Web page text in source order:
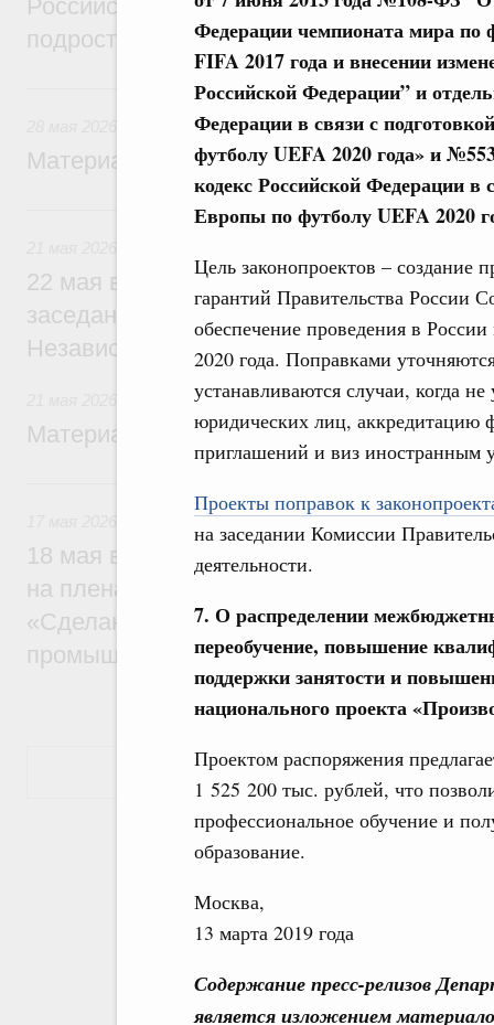
Федерации чемпионата мира по
FIFA 2017 года и внесении
Российской Федерации”и
Федерации в связи с
футболу UEFA 2020 года» и
кодекс Российской Федерации в
Европы по футболу UEFA 2020
Цель законопроектов – создание
гарантий Правительства России
обеспечение проведения в
2020 года. Поправками
устанавливаются случаи, когда
юридических лиц, аккредитацию
приглашений и виз иностранным
Проекты поправок к
на заседании Комиссии
деятельности.
7. О распределении
переобучение, повышение
поддержки занятости и
национального проекта
Проектом распоряжения
1 525 200 тыс. рублей, что
профессиональное обучение и
образование.
Москва,
13 марта 2019 года
Содержание пресс-релизов
является изложением
Российской Федерации 2026 года в
подростковой литературы
28 мая, четверг
Материалы к заседанию Правительства
21 мая, четверг
22 мая в Ашхабаде Михаил Мишустин
заседании Совета глав правительств
Независимых Государств
Материалы к заседанию Правительства
18 мая в Нижнем Новгороде Михаил
на пленарной сессии 11-й конференции
«Сделано в России: цифровая
промышленности»
Показать еще